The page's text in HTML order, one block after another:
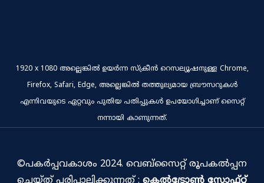
1920 x 1080 അല്ലെങ്കിൽ ഉയർന്ന സ്‌ക്രീൻ റെസല്യൂഷനുള്ള Chrome,
Firefox, Safari, Edge, അല്ലെങ്കിൽ തത്തുല്യമായ ബ്രൗസറുകൾ
എന്നിവയുടെ ഏറ്റവും പുതിയ പതിപ്പുകൾ ഉപയോഗിച്ചാണ് സൈറ്റ്
നന്നായി കാണുന്നത്.
©പകര്‍പ്പവകാശം 2024. വെബ്സൈറ്റ് രൂപകൽപ്പന
ചെയ്‌ത് പരിപാലിക്കുന്നത് : കെല്‍ട്രോണ്‍ സോഫ്റ്റ്